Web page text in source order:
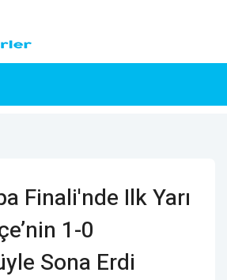
Finali'nde Ilk Yarı
1-0
Sona Erdi